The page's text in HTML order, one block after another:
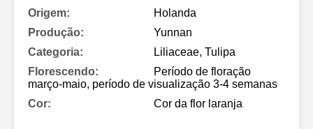
Origem:
Holanda
Produção:
Yunnan
Categoria:
Liliaceae, Tulipa
Florescendo:
Período de floração
março-maio, período de visualização 3-4 semanas
Cor:
Cor da flor laranja